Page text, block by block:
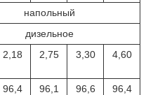
напольный
дизельное
2,18 2,75 3,30 4,60
96,4 96,1 96,6 96,4